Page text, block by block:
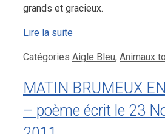
grands et gracieux.
Lire la suite
Catégories Aigle Bleu, Animaux
MATIN BRUMEUX
– poème écrit le 23